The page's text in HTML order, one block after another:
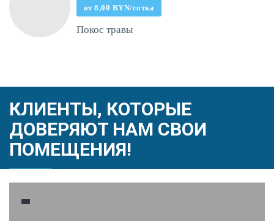
от 8,00 BYN/сотка
Покос травы
КЛИЕНТЫ, КОТОРЫЕ
ДОВЕРЯЮТ НАМ СВОИ
ПОМЕЩЕНИЯ!